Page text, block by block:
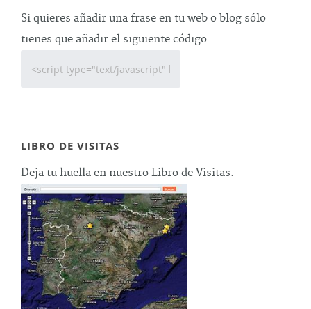
Si quieres añadir una frase en tu web o blog sólo
tienes que añadir el siguiente código:
LIBRO DE VISITAS
Deja tu huella en nuestro Libro de Visitas.